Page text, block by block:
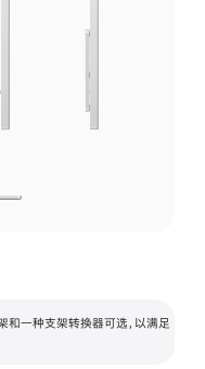
一种支架转换器可选，以满足